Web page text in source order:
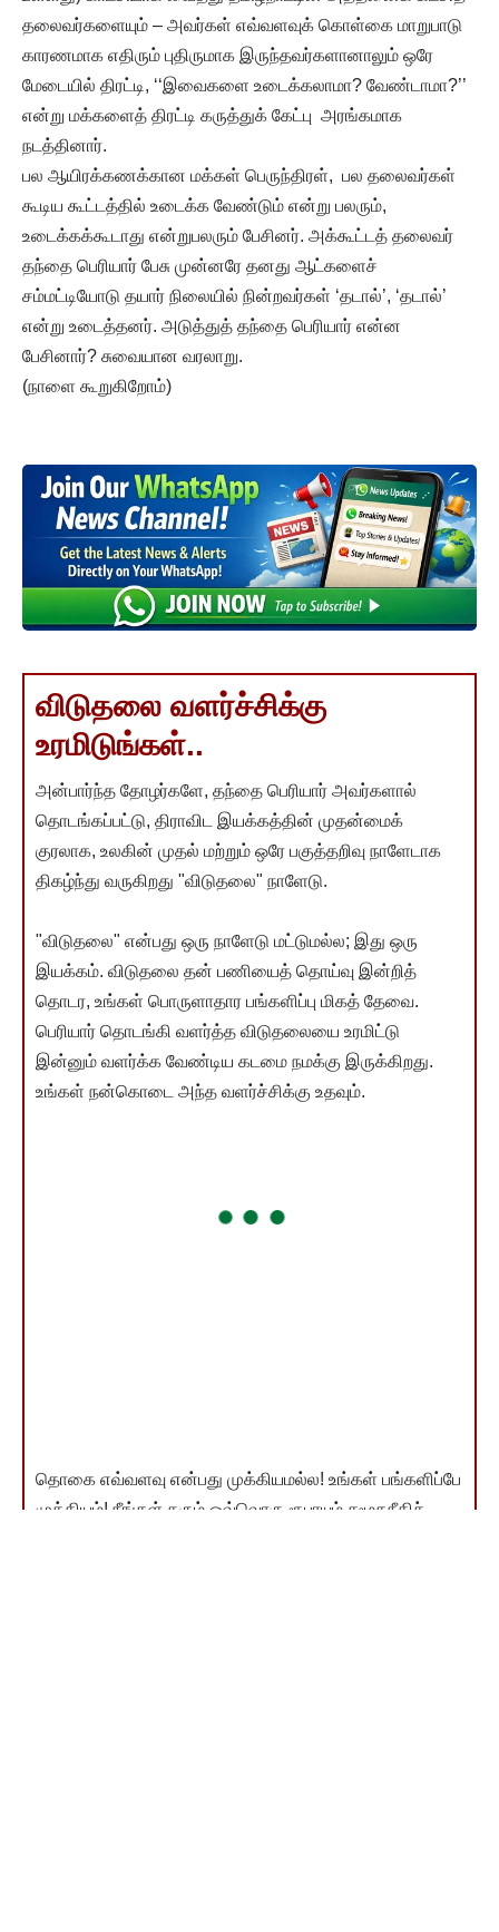
தலைவர்களையும் – அவர்கள் எவ்வளவுக் கொள்கை மாறுபாடு
காரணமாக எதிரும் புதிருமாக இருந்தவர்களானாலும் ஒரே
மேடையில் திரட்டி, ‘‘இவைகளை உடைக்கலாமா? வேண்டாமா?’’
என்று மக்களைத் திரட்டி கருத்துக் கேட்பு அரங்கமாக
நடத்தினார்.
பல ஆயிரக்கணக்கான மக்கள் பெருந்திரள், பல தலைவர்கள்
கூடிய கூட்டத்தில் உடைக்க வேண்டும் என்று பலரும்,
உடைக்கக்கூடாது என்றுபலரும் பேசினர். அக்கூட்டத் தலைவர்
தந்தை பெரியார் பேசு முன்னரே தனது ஆட்களைச்
சம்மட்டியோடு தயார் நிலையில் நின்றவர்கள் ‘தடால்’, ‘தடால்’
என்று உடைத்தனர். அடுத்துத் தந்தை பெரியார் என்ன
பேசினார்? சுவையான வரலாறு.
(நாளை கூறுகிறோம்)
விடுதலை வளர்ச்சிக்கு
உரமிடுங்கள்..
அன்பார்ந்த தோழர்களே, தந்தை பெரியார் அவர்களால்
தொடங்கப்பட்டு, திராவிட இயக்கத்தின் முதன்மைக்
குரலாக, உலகின் முதல் மற்றும் ஒரே பகுத்தறிவு நாளேடாக
திகழ்ந்து வருகிறது "விடுதலை" நாளேடு.
"விடுதலை" என்பது ஒரு நாளேடு மட்டுமல்ல; இது ஒரு
இயக்கம். விடுதலை தன் பணியைத் தொய்வு இன்றித்
தொடர, உங்கள் பொருளாதார பங்களிப்பு மிகத் தேவை.
பெரியார் தொடங்கி வளர்த்த விடுதலையை உரமிட்டு
இன்னும் வளர்க்க வேண்டிய கடமை நமக்கு இருக்கிறது.
உங்கள் நன்கொடை அந்த வளர்ச்சிக்கு உதவும்.
தொகை எவ்வளவு என்பது முக்கியமல்ல! உங்கள் பங்களிப்பே
முக்கியம்! நீங்கள் தரும் ஒவ்வொரு ரூபாயும் சமூகநீதிச்